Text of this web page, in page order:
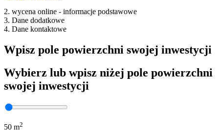
2. wycena online - informacje podstawowe
3. Dane dodatkowe
4. Dane kontaktowe
Wpisz pole powierzchni swojej inwestycji
Wybierz lub wpisz niżej pole powierzchni
swojej inwestycji
50 m2